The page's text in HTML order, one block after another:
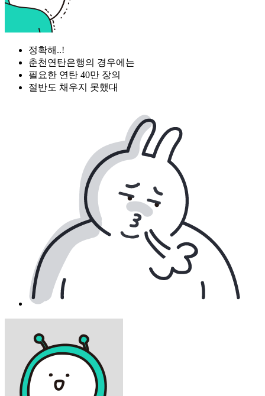
정확해..!
춘천연탄은행의 경우에는
필요한 연탄 40만 장의
절반도 채우지 못했대